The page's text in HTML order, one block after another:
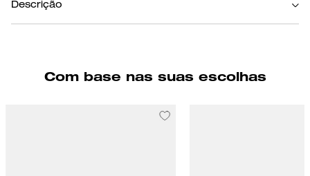
Descrição
modelo compacto tem bolsos frontais convenientes detalhados com nossos
Com base nas suas escolhas